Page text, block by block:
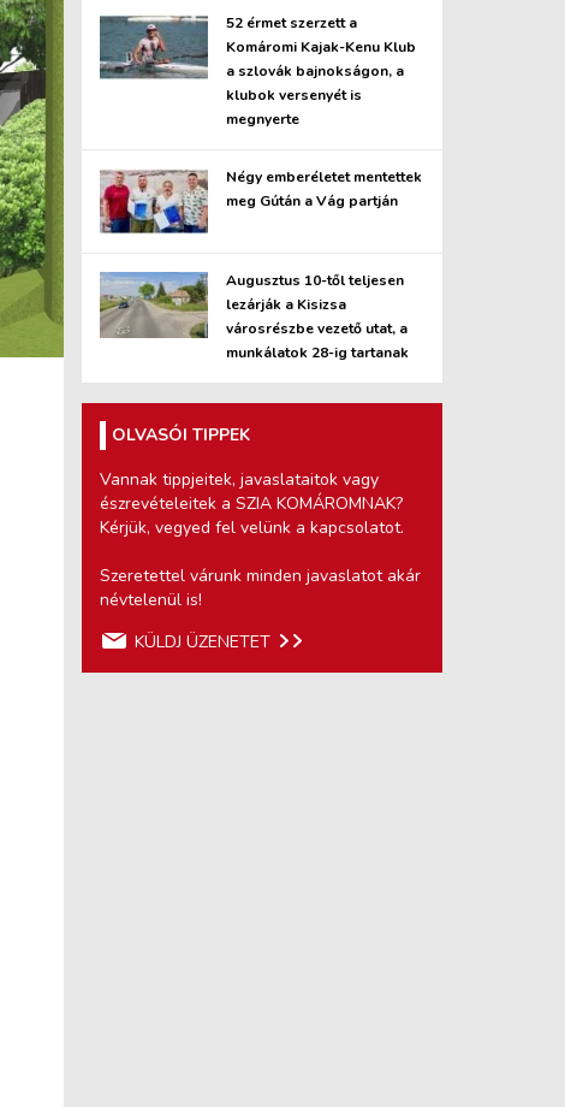
52 érmet szerzett a
Komáromi Kajak-Kenu Klub
a szlovák bajnokságon, a
klubok versenyét is
megnyerte
Négy emberéletet mentettek
meg Gútán a Vág partján
Augusztus 10-től teljesen
lezárják a Kisizsa
városrészbe vezető utat, a
munkálatok 28-ig tartanak
OLVASÓI TIPPEK
Vannak tippjeitek, javaslataitok vagy
észrevételeitek a SZIA KOMÁROMNAK?
Kérjük, vegyed fel velünk a kapcsolatot.
Szeretettel várunk minden javaslatot akár
névtelenül is!
KÜLDJ ÜZENETET